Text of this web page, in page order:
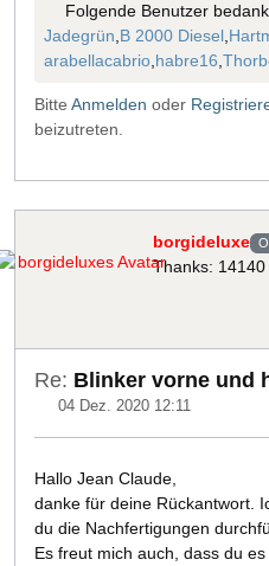
Folgende Benutzer
Jadegrün,B 2000 Diesel,
arabellacabrio,habre16,
Bitte Anmelden oder
beizutreten.
borgideluxe
Thanks: 14140
Re: Blinker vorne und
04 Dez. 2020 12:11
Hallo Jean Claude,
danke für deine Rückantwort.
du die Nachfertigungen
Es freut mich auch, dass du